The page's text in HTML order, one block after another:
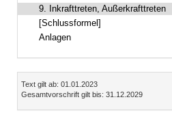
9. Inkrafttreten, Außerkrafttreten
[Schlussformel]
Anlagen
Inhalt
Text gilt ab: 01.01.2023
Gesamtvorschrift gilt bis: 31.12.2029